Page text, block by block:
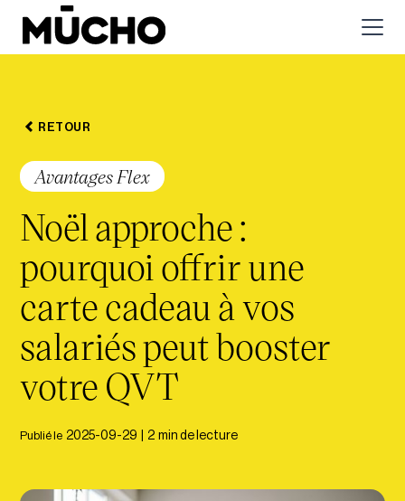
RETOUR
Avantages Flex
Noël approche :
pourquoi offrir une
carte cadeau à vos
salariés peut booster
votre QVT
Publié le 2025-09-29 2 min de lecture